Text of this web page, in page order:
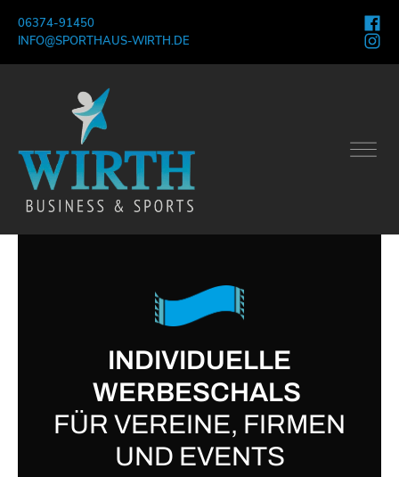
06374-91450
INFO@SPORTHAUS-WIRTH.DE
INDIVIDUELLE
WERBESCHALS
FÜR VEREINE, FIRMEN
UND EVENTS